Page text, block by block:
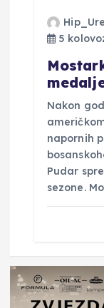
5
Nakon
napornih
Pudar
sezone.